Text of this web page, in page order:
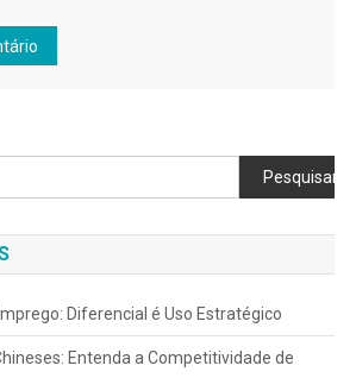
Pesquisar
Diferencial é Uso Estratégico
Entenda a Competitividade de